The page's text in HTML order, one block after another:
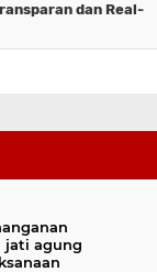
dan Real-
jati agung